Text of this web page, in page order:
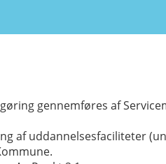
gennemføres af
af uddannelsesfaciliteter